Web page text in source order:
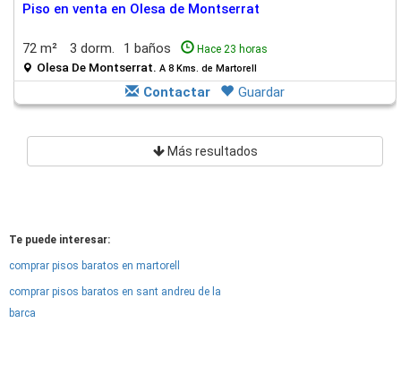
Piso en venta en Olesa de Montserrat
72 m² 3 dorm. 1 baños Hace 23 horas
Olesa De Montserrat. A 8 Kms. de Martorell
Contactar Guardar
Más resultados
Te puede interesar:
comprar pisos baratos en martorell
comprar pisos baratos en sant andreu de la
barca